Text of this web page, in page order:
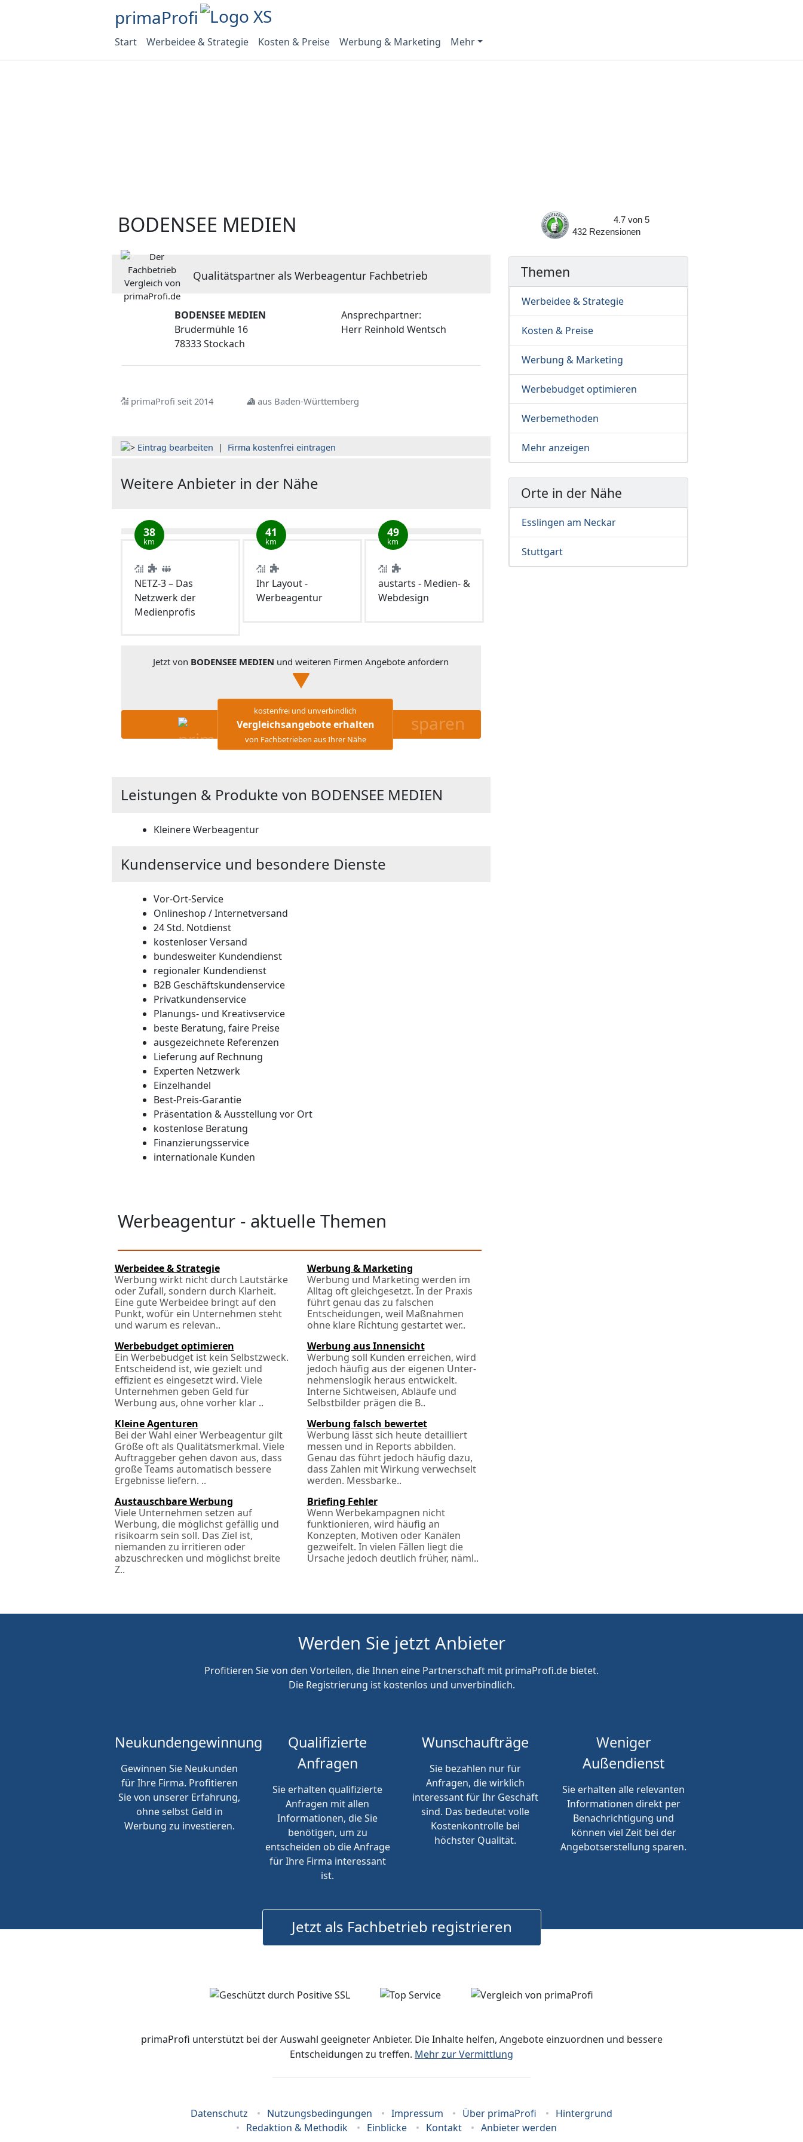
primaProfi
Start Werbeidee & Strategie Kosten & Preise Werbung & Marketing Mehr
BODENSEE MEDIEN
Qualitätspartner als Werbeagentur Fachbetrieb
BODENSEE MEDIEN
Brudermühle 16
78333 Stockach
Ansprechpartner:
Herr Reinhold Wentsch
primaProfi seit 2014 aus Baden-Württemberg
Eintrag bearbeiten | Firma kostenfrei eintragen
Weitere Anbieter in der Nähe
38
km
NETZ-3 – Das
Netzwerk der
Medienprofis
41
km
Ihr Layout -
Werbeagentur
49
km
austarts - Medien- &
Webdesign
Jetzt von BODENSEE MEDIEN und weiteren Firmen Angebote anfordern
kostenfrei und unverbindlich
Vergleichsangebote erhalten
von Fachbetrieben aus Ihrer Nähe
sparen
Leistungen & Produkte von BODENSEE MEDIEN
Kleinere Werbeagentur
Kundenservice und besondere Dienste
Vor-Ort-Service
Onlineshop / Internetversand
24 Std. Notdienst
kostenloser Versand
bundesweiter Kundendienst
regionaler Kundendienst
B2B Geschäftskundenservice
Privatkundenservice
Planungs- und Kreativservice
beste Beratung, faire Preise
ausgezeichnete Referenzen
Lieferung auf Rechnung
Experten Netzwerk
Einzelhandel
Best-Preis-Garantie
Präsentation & Ausstellung vor Ort
kostenlose Beratung
Finanzierungsservice
internationale Kunden
Werbeagentur - aktuelle Themen
Werbeidee & Strategie
Werbung wirkt nicht durch Lautstärke
oder Zufall, sondern durch Klarheit.
Eine gute Werbeidee bringt auf den
Punkt, wofür ein Unternehmen steht
und warum es relevan..
Werbung & Marketing
Werbung und Marketing werden im
Alltag oft gleichgesetzt. In der Praxis
führt genau das zu falschen
Entscheidungen, weil Maßnahmen
ohne klare Richtung gestartet wer..
Werbebudget optimieren
Ein Werbebudget ist kein Selbstzweck.
Entscheidend ist, wie gezielt und
effizient es eingesetzt wird. Viele
Unternehmen geben Geld für
Werbung aus, ohne vorher klar ..
Werbung aus Innensicht
Werbung soll Kunden erreichen, wird
jedoch häufig aus der eigenen Unter­
nehmens­logik heraus entwickelt.
Interne Sichtweisen, Abläufe und
Selbstbilder prägen die B..
Kleine Agenturen
Bei der Wahl einer Werbeagentur gilt
Größe oft als Qualitätsmerkmal. Viele
Auftraggeber gehen davon aus, dass
große Teams automatisch bessere
Ergebnisse liefern. ..
Werbung falsch bewertet
Werbung lässt sich heute detailliert
messen und in Reports abbilden.
Genau das führt jedoch häufig dazu,
dass Zahlen mit Wirkung verwechselt
werden. Messbarke..
Austauschbare Werbung
Viele Unternehmen setzen auf
Werbung, die möglichst gefällig und
risikoarm sein soll. Das Ziel ist,
niemanden zu irritieren oder
abzuschrecken und möglichst breite
Z..
Briefing Fehler
Wenn Werbekampagnen nicht
funktionieren, wird häufig an
Konzepten, Motiven oder Kanälen
gezweifelt. In vielen Fällen liegt die
Ursache jedoch deutlich früher, näml..
4.7 von5
432
Rezensionen
Themen
Werbeidee & Strategie
Kosten & Preise
Werbung & Marketing
Werbebudget optimieren
Werbemethoden
Mehr anzeigen
Orte in der Nähe
Esslingen am Neckar
Stuttgart
Werden Sie jetzt Anbieter
Profitieren Sie von den Vorteilen, die Ihnen eine Partnerschaft mit primaProfi.de bietet.
Die Registrierung ist kostenlos und unverbindlich.
Neukundengewinnung
Gewinnen Sie Neukunden
für Ihre Firma. Profitieren
Sie von unserer Erfahrung,
ohne selbst Geld in
Werbung zu investieren.
Qualifizierte
Anfragen
Sie erhalten qualifizierte
Anfragen mit allen
Informationen, die Sie
benötigen, um zu
entscheiden ob die Anfrage
für Ihre Firma interessant
ist.
Wunschaufträge
Sie bezahlen nur für
Anfragen, die wirklich
interessant für Ihr Geschäft
sind. Das bedeutet volle
Kostenkontrolle bei
höchster Qualität.
Weniger
Außendienst
Sie erhalten alle relevanten
Informationen direkt per
Benachrichtigung und
können viel Zeit bei der
Angebotserstellung sparen.
Jetzt als Fachbetrieb registrieren
primaProfi unterstützt bei der Auswahl geeigneter Anbieter. Die Inhalte helfen, Angebote einzuordnen und bessere
Entscheidungen zu treffen. Mehr zur Vermittlung
Datenschutz Nutzungsbedingungen Impressum Über primaProfi
Hintergrund
Redaktion & Methodik
Einblicke Kontakt Anbieter werden